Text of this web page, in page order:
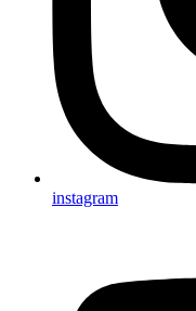
instagram